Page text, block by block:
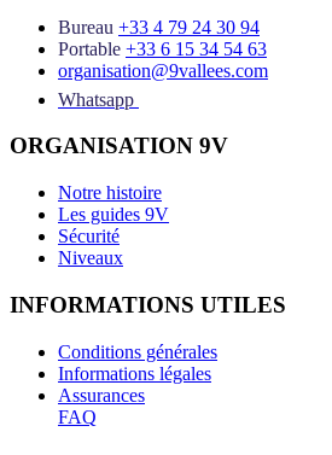
Bureau +33 4 79 24 30 94
Portable +33 6 15 34 54 63
organisation@9vallees.com
Whatsapp
ORGANISATION 9V
Notre histoire
Les guides 9V
Sécurité
Niveaux
INFORMATIONS UTILES
Conditions générales
Informations légales
Assurances
FAQ